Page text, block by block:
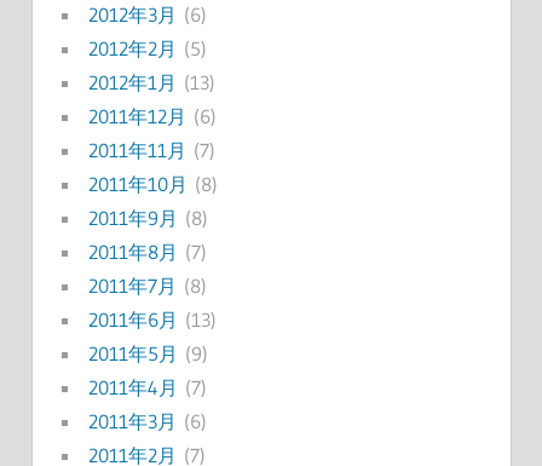
2012年3月 (6)
2012年2月 (5)
2012年1月 (13)
2011年12月 (6)
2011年11月 (7)
2011年10月 (8)
2011年9月 (8)
2011年8月 (7)
2011年7月 (8)
2011年6月 (13)
2011年5月 (9)
2011年4月 (7)
2011年3月 (6)
2011年2月 (7)